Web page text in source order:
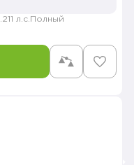
211 л.с. Полный